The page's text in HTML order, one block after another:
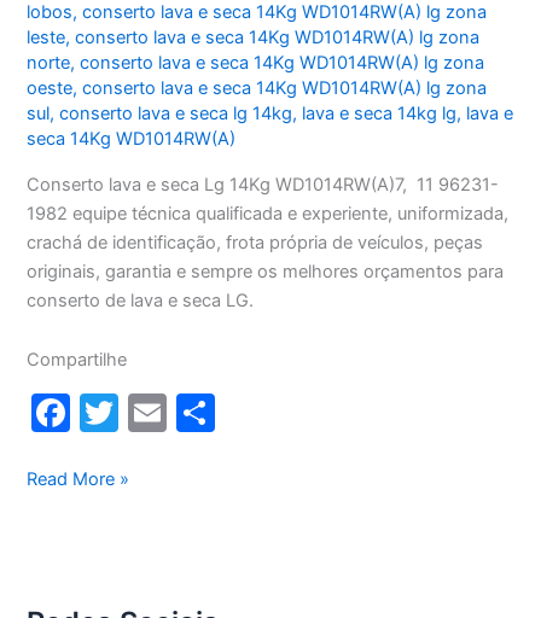
lobos,conserto lava e seca 14Kg WD1014RW(A) lg zona
leste,conserto lava e seca 14Kg WD1014RW(A) lg zona
norte,conserto lava e seca 14Kg WD1014RW(A) lg zona
oeste,conserto lava e seca 14Kg WD1014RW(A) lg zona
sul,conserto lava e seca lg 14kg, lava e seca 14kg lg, lava e
seca 14Kg WD1014RW(A)
Conserto lava e seca Lg 14Kg WD1014RW(A)7, 11 96231-
1982 equipe técnica qualificada e experiente, uniformizada,
crachá de identificação, frota própria de veículos, peças
originais, garantia e sempre os melhores orçamentos para
conserto de lava e seca LG.
Compartilhe
F
c
o
T
itt
E
Conserto
Read More »